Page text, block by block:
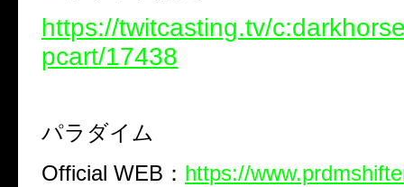
https://twitcasting.tv/
pcart/17438
パラダイム
Official WEB： https://